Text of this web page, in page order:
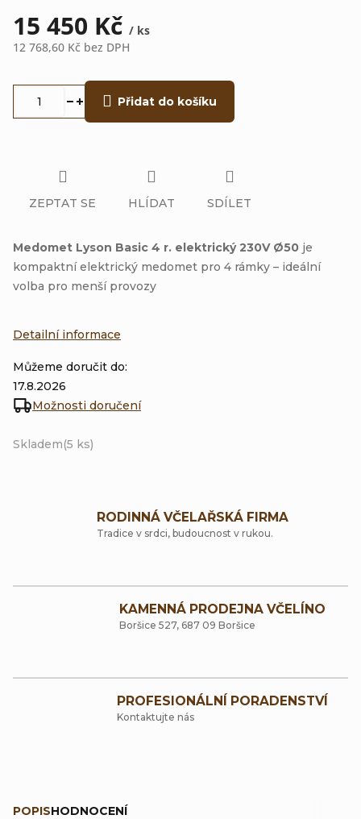
15 450 Kč / ks
12 768,60 Kč bez DPH
Skladem(5 ks)
Můžeme doručit do:
17.8.2026
Možnosti doručení
Přidat do košíku
Medomet Lyson Basic 4 r. elektrický 230V Ø50 je
kompaktní elektrický medomet pro 4 rámky – ideální
volba pro menší provozy
Detailní informace
ZEPTAT SE HLÍDAT SDÍLET
RODINNÁ VČELAŘSKÁ FIRMA
Tradice v srdci, budoucnost v rukou.
KAMENNÁ PRODEJNA VČELÍNO
Boršice 527, 687 09 Boršice
PROFESIONÁLNÍ PORADENSTVÍ
Kontaktujte nás
POPISHODNOCENÍ